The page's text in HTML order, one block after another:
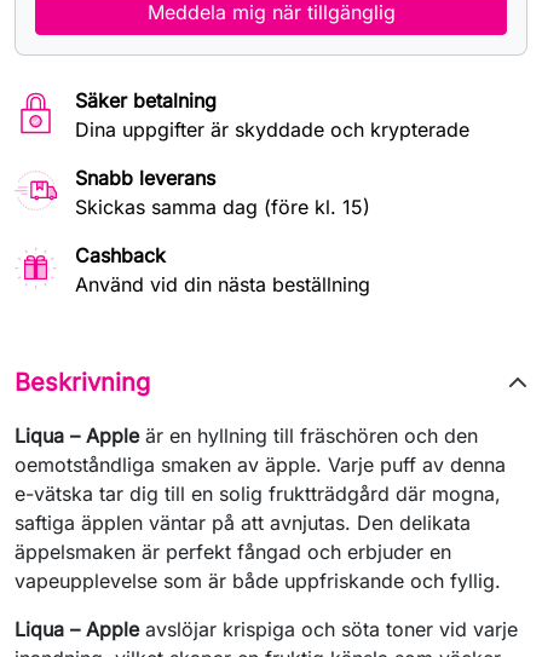
Meddela mig när tillgänglig
Säker betalning
Dina uppgifter är skyddade och krypterade
Snabb leverans
Skickas samma dag (före kl. 15)
Cashback
Använd vid din nästa beställning
Beskrivning
Liqua – Appleär en hyllning till fräschören och den
oemotståndliga smaken av äpple. Varje puff av denna
e-vätska tar dig till en solig fruktträdgård där mogna,
saftiga äpplen väntar på att avnjutas. Den delikata
äppelsmaken är perfekt fångad och erbjuder en
vapeupplevelse som är både uppfriskande och fyllig.
Liqua – Appleavslöjar krispiga och söta toner vid varje